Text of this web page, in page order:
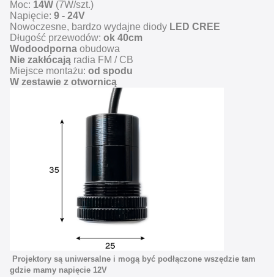
Moc: 14W (7W/szt.)
Napięcie: 9 - 24V
Nowoczesne, bardzo wydajne diody LED CREE
Długość przewodów: ok 40cm
Wodoodporna obudowa
Nie zakłócają radia FM / CB
Miejsce montażu: od spodu
W zestawie z otwornicą
Projektory są uniwersalne i mogą być podłączone wszędzie tam
gdzie mamy napięcie 12V